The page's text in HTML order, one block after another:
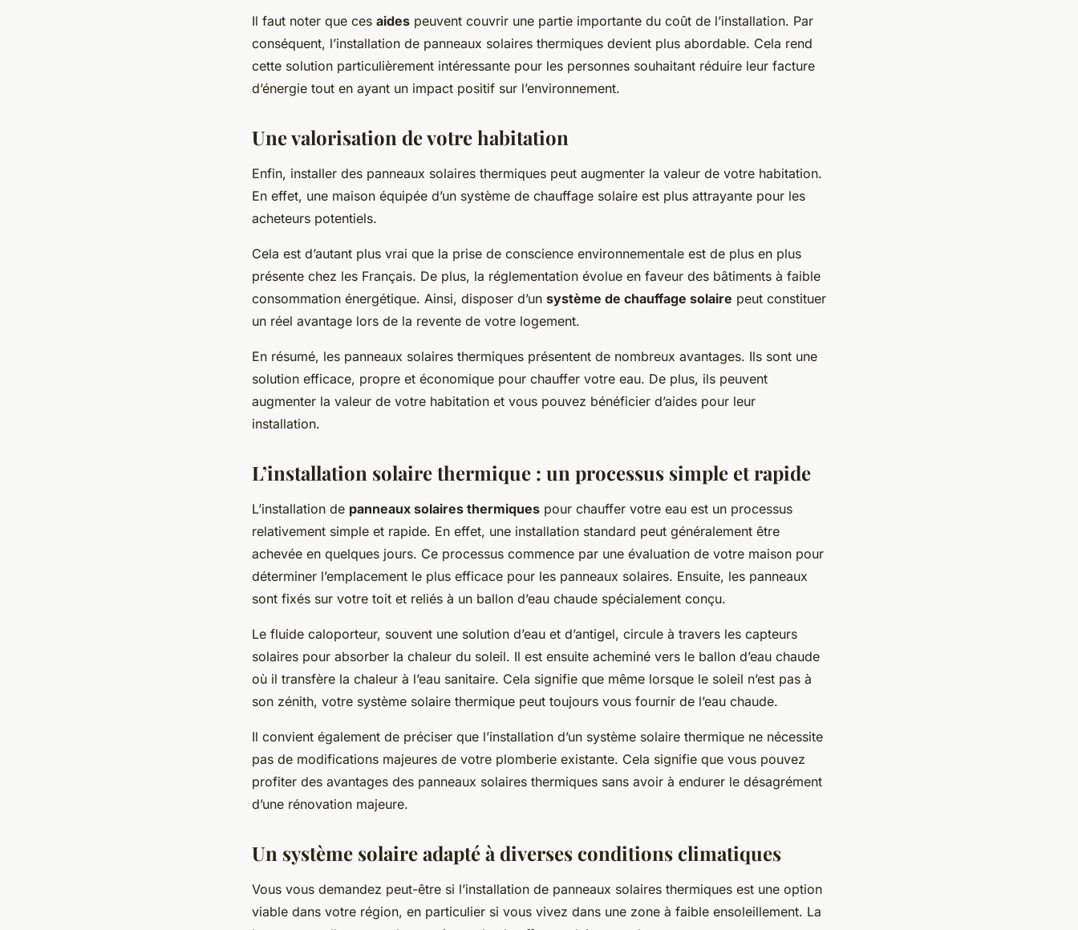
Il faut noter que ces aides peuvent couvrir une partie importante du coût de l’installation. Par
conséquent, l’installation de panneaux solaires thermiques devient plus abordable. Cela rend
cette solution particulièrement intéressante pour les personnes souhaitant réduire leur facture
d’énergie tout en ayant un impact positif sur l’environnement.
Une valorisation de votre habitation
Enfin, installer des panneaux solaires thermiques peut augmenter la valeur de votre habitation.
En effet, une maison équipée d’un système de chauffage solaire est plus attrayante pour les
acheteurs potentiels.
Cela est d’autant plus vrai que la prise de conscience environnementale est de plus en plus
présente chez les Français. De plus, la réglementation évolue en faveur des bâtiments à faible
consommation énergétique. Ainsi, disposer d’un système de chauffage solaire peut constituer
un réel avantage lors de la revente de votre logement.
En résumé, les panneaux solaires thermiques présentent de nombreux avantages. Ils sont une
solution efficace, propre et économique pour chauffer votre eau. De plus, ils peuvent
augmenter la valeur de votre habitation et vous pouvez bénéficier d’aides pour leur
installation.
L’installation solaire thermique : un processus simple et rapide
L’installation de panneaux solaires thermiques pour chauffer votre eau est un processus
relativement simple et rapide. En effet, une installation standard peut généralement être
achevée en quelques jours. Ce processus commence par une évaluation de votre maison pour
déterminer l’emplacement le plus efficace pour les panneaux solaires. Ensuite, les panneaux
sont fixés sur votre toit et reliés à un ballon d’eau chaude spécialement conçu.
Le fluide caloporteur, souvent une solution d’eau et d’antigel, circule à travers les capteurs
solaires pour absorber la chaleur du soleil. Il est ensuite acheminé vers le ballon d’eau chaude
où il transfère la chaleur à l’eau sanitaire. Cela signifie que même lorsque le soleil n’est pas à
son zénith, votre système solaire thermique peut toujours vous fournir de l’eau chaude.
Il convient également de préciser que l’installation d’un système solaire thermique ne nécessite
pas de modifications majeures de votre plomberie existante. Cela signifie que vous pouvez
profiter des avantages des panneaux solaires thermiques sans avoir à endurer le désagrément
d’une rénovation majeure.
Un système solaire adapté à diverses conditions climatiques
Vous vous demandez peut-être si l’installation de panneaux solaires thermiques est une option
viable dans votre région, en particulier si vous vivez dans une zone à faible ensoleillement. La